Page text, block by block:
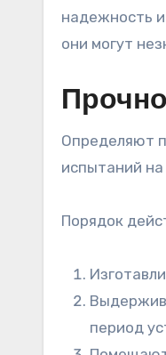
надежность
они могут
Определяют
испытаний
Порядок
период